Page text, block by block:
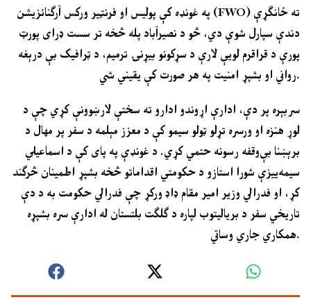
په غونډه کې پولیس او فرنټیر ورکس آرګنائزیشن (FWO) ته ځانګړې
دندې سپارل شوې دي، څو د نصیرآباد پله څخه تر سست ډرای پورټ
پورې د قراقرم لویې لارې د سړکونو بیړنۍ ترمیم، د ټرافیک بې درېغه
رواني او بشپړ امنیت په هر صورت کې یقیني شي.
سربېره پر دې، ادارې اړوندو ادارو ته سختې لارښوونې کړي چې د
لوړ هنزہ او ورسره تړلو ټولو سیمو کې د معزز مېلمه د سفر پر مهال د
برېښنا بې‌وقفه رسونه حتمي کړي. د غونډې په پای کې د اسماعیلي
سیمه‌ییزې شورا استازو د حکومتي اقداماتو څخه بشپړ اطمینان څرګند
کړ، او فدرالي وزیر امیر مقام ډاډ ورکړ چې فدرالي حکومت به د دې
تاریخي سفر د بریالیتوب لپاره د ګلګت بلتستان له ادارې سره بشپړه
همکاري جاري وساتي.